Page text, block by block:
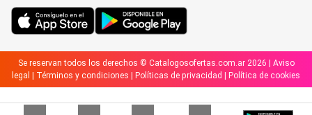
Se reservan todos los derechos © Catalogosofertas.com.ar 2026 | Aviso
legal | Términos y condiciones | Políticas de privacidad | Política de cookies